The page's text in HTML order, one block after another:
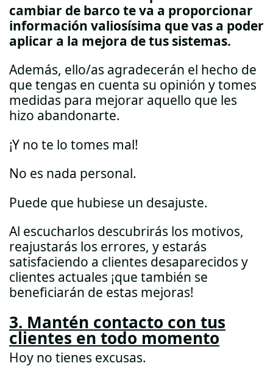
cambiar de barco te va a proporcionar
información valiosísima que vas a poder
aplicar a la mejora de tus sistemas.
Además, ello/as agradecerán el hecho de
que tengas en cuenta su opinión y tomes
medidas para mejorar aquello que les
hizo abandonarte.
¡Y no te lo tomes mal!
No es nada personal.
Puede que hubiese un desajuste.
Al escucharlos descubrirás los motivos,
reajustarás los errores, y estarás
satisfaciendo a clientes desaparecidos y
clientes actuales ¡que también se
beneficiarán de estas mejoras!
3. Mantén contacto con tus
clientes en todo momento
Hoy no tienes excusas.